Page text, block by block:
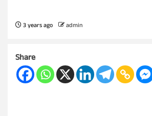
3 years ago admin
Share